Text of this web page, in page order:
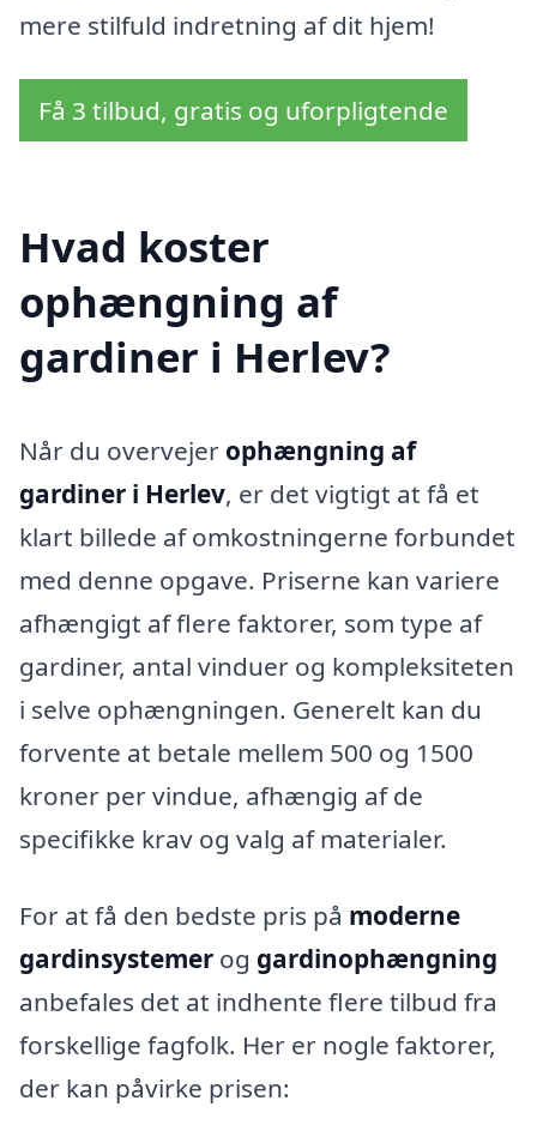
mere stilfuld indretning af dit hjem!
Få 3 tilbud, gratis og uforpligtende
Hvad koster
ophængning af
gardiner i Herlev?
Når du overvejer ophængning af
gardiner i Herlev, er det vigtigt at få et
klart billede af omkostningerne forbundet
med denne opgave. Priserne kan variere
afhængigt af flere faktorer, som type af
gardiner, antal vinduer og kompleksiteten
i selve ophængningen. Generelt kan du
forvente at betale mellem 500 og 1500
kroner per vindue, afhængig af de
specifikke krav og valg af materialer.
For at få den bedste pris på moderne
gardinsystemer og gardinophængning
anbefales det at indhente flere tilbud fra
forskellige fagfolk. Her er nogle faktorer,
der kan påvirke prisen: